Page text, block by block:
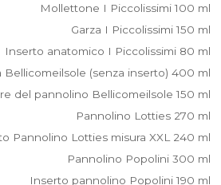
Mollettone I Piccolissimi 100 ml
Garza I Piccolissimi 150 ml
Inserto anatomico I Piccolissimi 80 ml
Bellicomeilsole (senza inserto) 400 ml
del pannolino Bellicomeilsole 150 ml
Pannolino Lotties 270 ml
Pannolino Lotties misura XXL 240 ml
Pannolino Popolini 300 ml
Inserto pannolino Popolini 190 ml